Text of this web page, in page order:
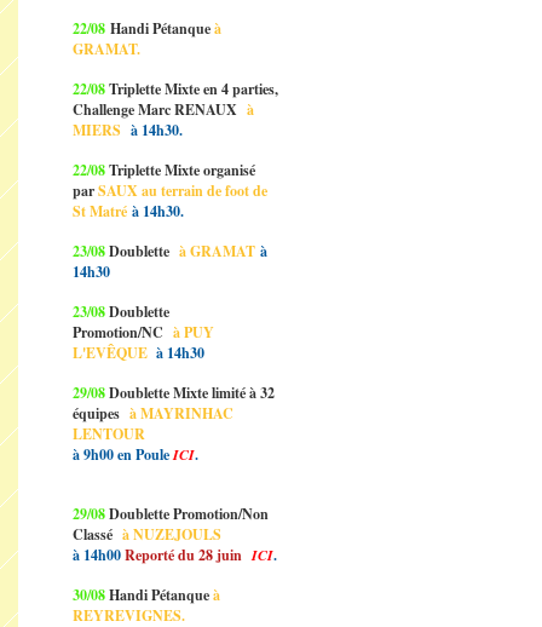
22/08 Handi Pétanqueà
GRAMAT.
22/08Triplette Mixte en 4 parties,
Challenge Marc RENAUX à
MIERS à 14h30.
22/08Triplette Mixte organisé
parSAUX au terrain de foot de
St Matré à 14h30.
23/08Doublette à GRAMAT à
14h30
23/08Doublette
Promotion/NC à PUY
L'EVÊQUE à 14h30
29/08Doublette Mixte limité à 32
équipes à MAYRINHAC
LENTOUR
à 9h00 en PouleICI.
29/08Doublette Promotion/Non
Classé à NUZEJOULS
à 14h00Reporté du 28 juin ICI.
30/08Handi Pétanqueà
REYREVIGNES.